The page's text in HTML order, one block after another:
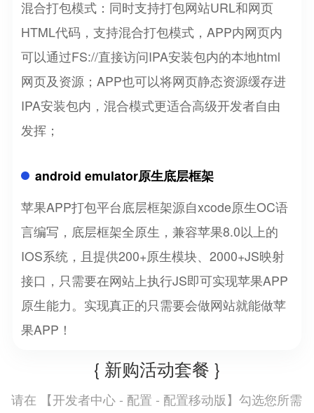
混合打包模式：同时支持打包网站URL和网页
HTML代码，支持混合打包模式，APP内网页内
可以通过FS://直接访问IPA安装包内的本地html
网页及资源；APP也可以将网页静态资源缓存进
IPA安装包内，混合模式更适合高级开发者自由
发挥；
android emulator原生底层框架
苹果APP打包平台底层框架源自xcode原生OC语
言编写，底层框架全原生，兼容苹果8.0以上的
IOS系统，且提供200+原生模块、2000+JS映射
接口，只需要在网站上执行JS即可实现苹果APP
原生能力。实现真正的只需要会做网站就能做苹
果APP！
{ 新购活动套餐 }
请在 【开发者中心 - 配置 - 配置移动版】勾选您所需